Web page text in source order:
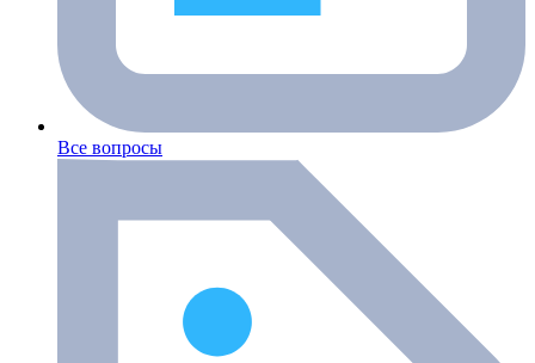
Все вопросы